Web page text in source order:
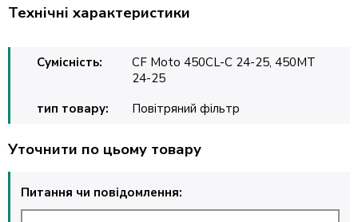
Технічні характеристики
Сумісність:
CF Moto 450CL-C 24-25, 450MT
24-25
тип товару:
Повітряний фільтр
Уточнити по цьому товару
Питання чи повідомлення: